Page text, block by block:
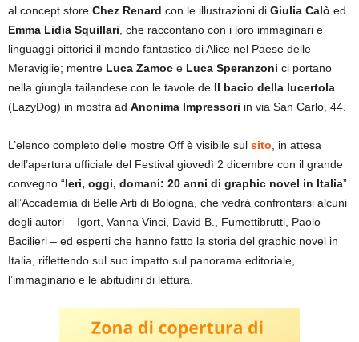
al concept store Chez Renard con le illustrazioni di Giulia Calò ed
Emma Lidia Squillari, che raccontano con i loro immaginari e
linguaggi pittorici il mondo fantastico di Alice nel Paese delle
Meraviglie; mentre Luca Zamoc e Luca Speranzoni ci portano
nella giungla tailandese con le tavole de Il bacio della lucertola
(LazyDog) in mostra ad Anonima Impressori in via San Carlo, 44.
L’elenco completo delle mostre Off è visibile sul sito, in attesa
dell’apertura ufficiale del Festival giovedì 2 dicembre con il grande
convegno “Ieri, oggi, domani: 20 anni di graphic novel in Italia”
all’Accademia di Belle Arti di Bologna, che vedrà confrontarsi alcuni
degli autori – Igort, Vanna Vinci, David B., Fumettibrutti, Paolo
Bacilieri – ed esperti che hanno fatto la storia del graphic novel in
Italia, riflettendo sul suo impatto sul panorama editoriale,
l’immaginario e le abitudini di lettura.